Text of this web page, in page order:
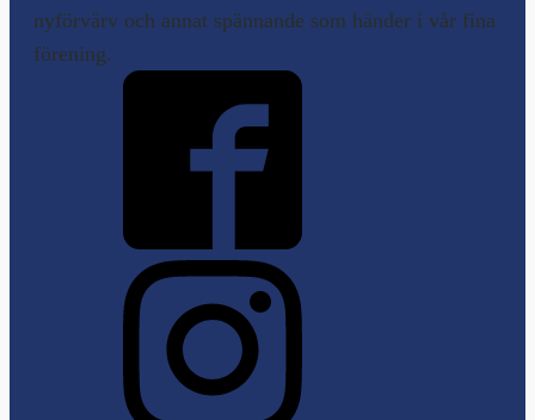
nyförvärv och annat spännande som händer i vår fina
förening.